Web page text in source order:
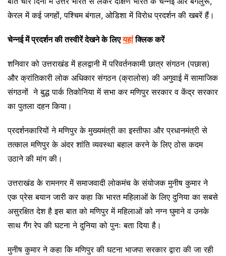
केरल में कई जगहों, पश्चिम बंगाल, ओडिशा में विरोध प्रदर्शन की खबरें हैं।
चेन्नई में प्रदर्शन की तस्वीरें देखने के लिएयहांक्लिक करें
शनिवार को उत्तराखंड में हलद्वानी में परिवर्तनकामी छात्र संगठन (पछास)
और क्रांतिकारी लोक अधिकार संगठन (क्रालोस) की अगुवाई में सामाजिक
संगठनों ने बुद्ध पार्क तिकोनिया में सभा कर मणिपुर सरकार व केंद्र सरकार
का पुतला दहन किया।
प्रदर्शनकारियों ने मणिपुर के मुख्यमंत्री का इस्तीफा और प्रधानमंत्री से
तत्काल मणिपुर के अंदर शांति व्यवस्था बहाल करने के लिए ठोस कदम
उठाने की मांग की।
उत्तराखंड के रामनगर में समाजवादी लोकमंच के संयोजक मुनीष कुमार ने
एक प्रेस बयान जारी कर कहा कि भारत महिलाओं के लिए दुनिया का सबसे
असुरक्षित देश है इस बात को मणिपुर में महिलाओं को नग्न घुमाने व उनके
साथ गैंग रेप की घटना ने दुनिया को पुनः बता दिया है।
मुनीष कुमार ने कहा कि मणिपुर की घटना भाजपा सरकार द्वारा की जा रही